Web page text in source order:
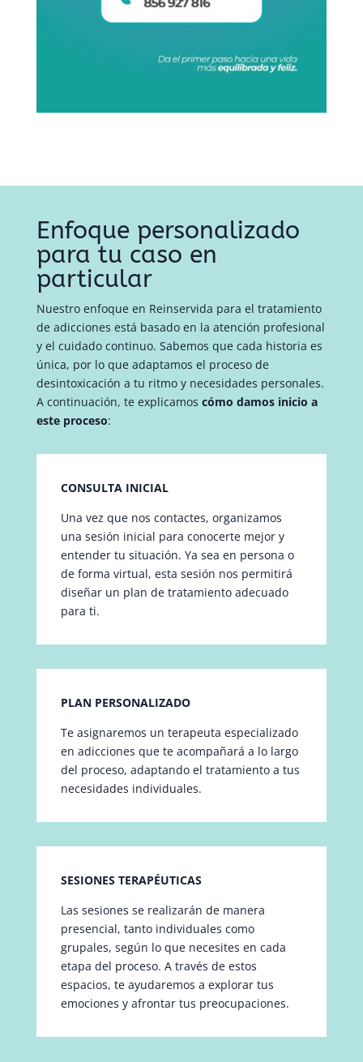
Enfoque personalizado
para tu caso en
particular
Nuestro enfoque en Reinservida para el tratamiento
de adicciones está basado en la atención profesional
y el cuidado continuo. Sabemos que cada historia es
única, por lo que adaptamos el proceso de
desintoxicación a tu ritmo y necesidades personales.
A continuación, te explicamos cómo damos inicio a
este proceso:
CONSULTA INICIAL
Una vez que nos contactes, organizamos
una sesión inicial para conocerte mejor y
entender tu situación. Ya sea en persona o
de forma virtual, esta sesión nos permitirá
diseñar un plan de tratamiento adecuado
para ti.
PLAN PERSONALIZADO
Te asignaremos un terapeuta especializado
en adicciones que te acompañará a lo largo
del proceso, adaptando el tratamiento a tus
necesidades individuales.
SESIONES TERAPÉUTICAS
Las sesiones se realizarán de manera
presencial, tanto individuales como
grupales, según lo que necesites en cada
etapa del proceso. A través de estos
espacios, te ayudaremos a explorar tus
emociones y afrontar tus preocupaciones.